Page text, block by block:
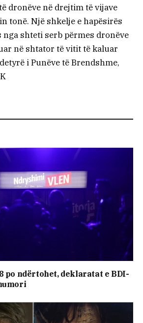
dronëve në drejtim të vijave
tonë. Një shkelje e hapësirës
nga shteti serb përmes dronëve
në shtator të vitit të kaluar
i Punëve të Brendshme,
po ndërtohet, deklaratat e BDI-